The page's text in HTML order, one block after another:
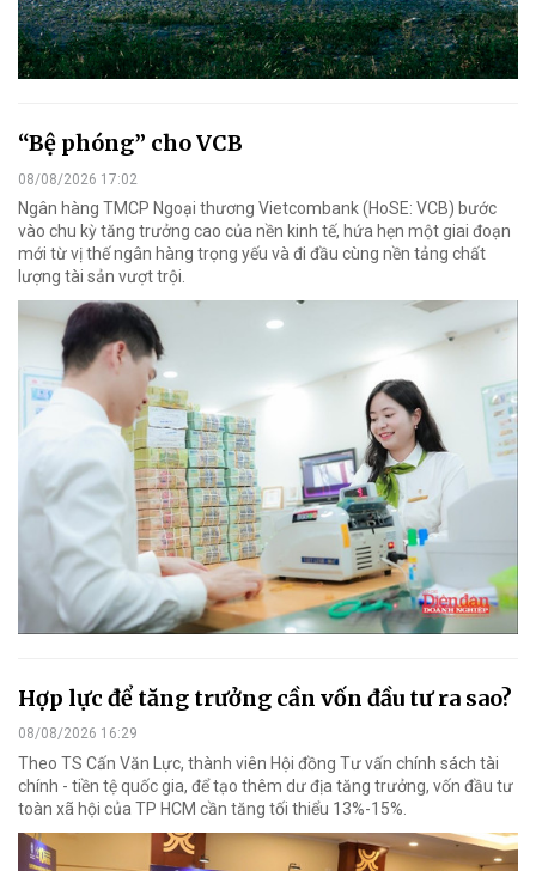
“Bệ phóng” cho VCB
08/08/2026 17:02
Ngân hàng TMCP Ngoại thương Vietcombank (HoSE: VCB) bước
vào chu kỳ tăng trưởng cao của nền kinh tế, hứa hẹn một giai đoạn
mới từ vị thế ngân hàng trọng yếu và đi đầu cùng nền tảng chất
lượng tài sản vượt trội.
Hợp lực để tăng trưởng cần vốn đầu tư ra sao?
08/08/2026 16:29
Theo TS Cấn Văn Lực, thành viên Hội đồng Tư vấn chính sách tài
chính - tiền tệ quốc gia, để tạo thêm dư địa tăng trưởng, vốn đầu tư
toàn xã hội của TP HCM cần tăng tối thiểu 13%-15%.